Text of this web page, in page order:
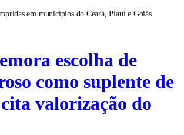
em municípios do Ceará, Piauí e Goiás
escolha de
como suplente de
valorização do